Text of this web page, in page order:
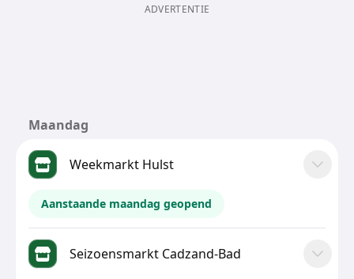
ADVERTENTIE
Maandag
Weekmarkt Hulst
Aanstaande maandag geopend
Seizoensmarkt Cadzand-Bad